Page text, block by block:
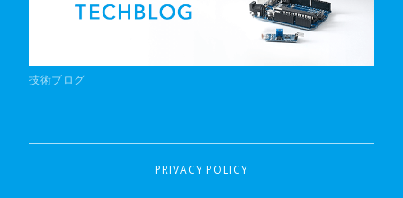
技術ブログ
PRIVACY POLICY